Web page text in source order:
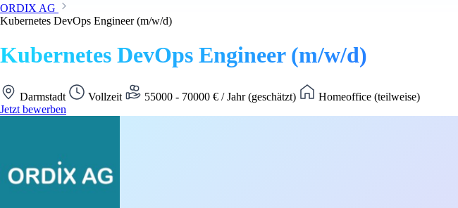
ORDIX AG
Kubernetes DevOps Engineer (m/w/d)
Kubernetes DevOps Engineer (m/w/d)
Darmstadt Vollzeit 55000 - 70000 € / Jahr (geschätzt)
Homeoffice (teilweise)
Jetzt bewerben